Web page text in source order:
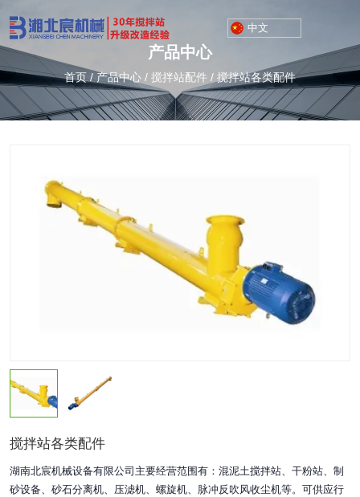
中文
产品中心
首页 / 产品中心 / 搅拌站配件 / 搅拌站各类配件
搅拌站各类配件
湖南北宸机械设备有限公司主要经营范围有：混泥土搅拌站、干粉站、制
砂设备、砂石分离机、压滤机、螺旋机、脉冲反吹风收尘机等。可供应行